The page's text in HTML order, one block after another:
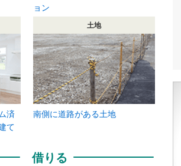
ョン
済
て
土地
南側に道路がある土地
借りる